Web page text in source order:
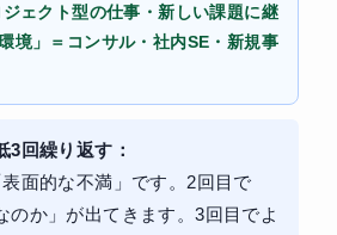
ェクト型の仕事・新しい課題に継
境」＝コンサル・社内SE・新規事
3回繰り返す：
面的な不満」です。2回目で
のか」が出てきます。3回目でよ